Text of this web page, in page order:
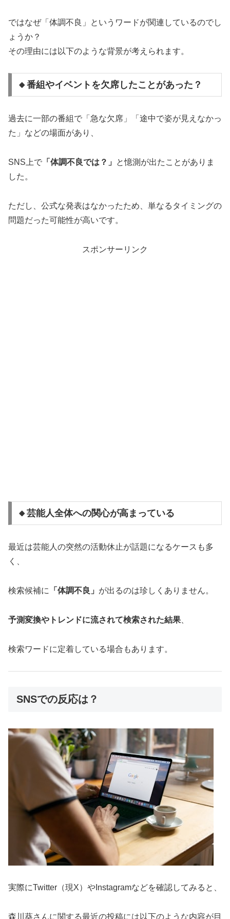
ではなぜ「体調不良」というワードが関連しているのでし
ょうか？
その理由には以下のような背景が考えられます。
🔸番組やイベントを欠席したことがあった？
過去に一部の番組で「急な欠席」「途中で姿が見えなかっ
た」などの場面があり、
SNS上で 「体調不良では？」
と憶測が出たことがありま
した。
ただし、公式な発表はなかったため、単なるタイミングの
問題だった可能性が高いです。
スポンサーリンク
🔸芸能人全体への関心が高まっている
最近は芸能人の突然の活動休止が話題になるケースも多
く、
検索候補に 「体調不良」 が出るのは珍しくありません。
予測変換やトレンドに流されて検索された結果
検索ワードに定着している場合もあります。
SNSでの反応は？
実際にTwitter（現X）やInstagramなどを確認してみると、
森川葵さんに関する最近の投稿には以下のような内容が目